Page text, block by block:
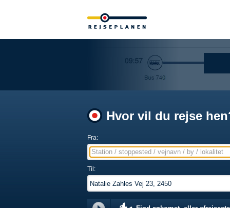
Hvor vil du rejse
Fra:
Station / stoppested / vejnavn / by / lokalitet
Til: